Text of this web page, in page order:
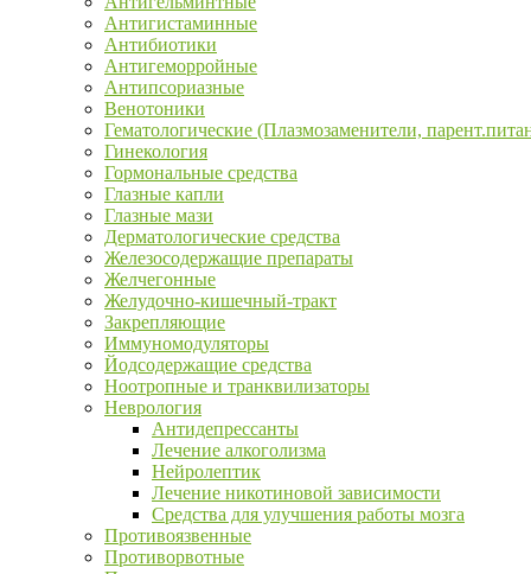
Антигистаминные
Антибиотики
Антигеморройные
Антипсориазные
Венотоники
Гематологические (Плазмозаменители,
Гинекология
Гормональные средства
Глазные капли
Глазные мази
Дерматологические средства
Железосодержащие препараты
Желчегонные
Желудочно-кишечный-тракт
Закрепляющие
Иммуномодуляторы
Йодсодержащие средства
Ноотропные и транквилизаторы
Неврология
Антидепрессанты
Лечение алкоголизма
Нейролептик
Лечение никотиновой зависимости
Средства для улучшения работы мозга
Противоязвенные
Противорвотные